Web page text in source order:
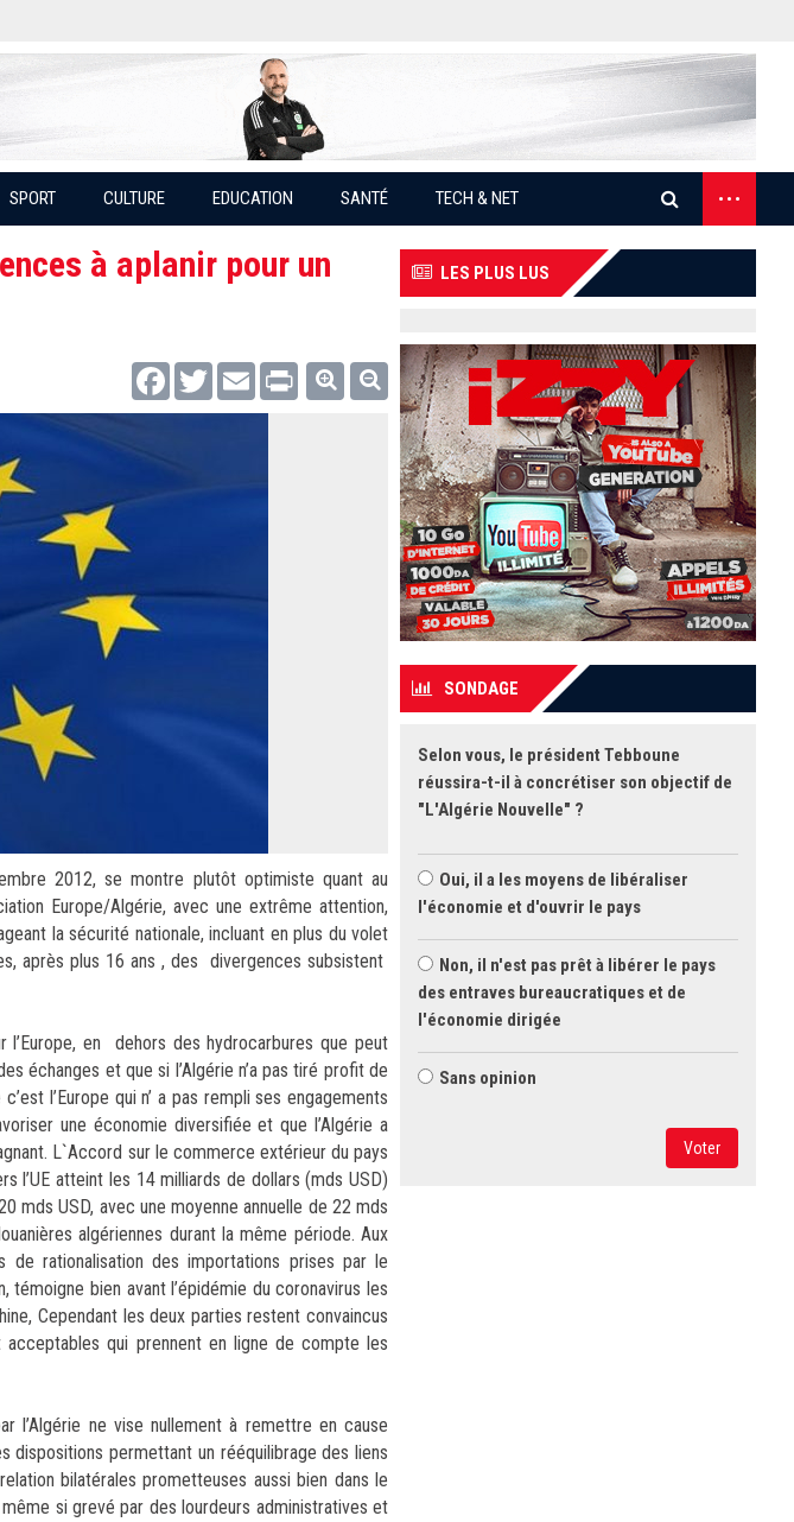
SPORT CULTURE EDUCATION SANTÉ TECH & NET
...
à aplanir pour un
FacebookTwitter Email Print
2012, se montre plutôt optimiste quant au
Europe/Algérie, avec une extrême attention,
la sécurité nationale, incluant en plus du volet
après plus 16 ans , des divergences subsistent
en dehors des hydrocarbures que peut
échanges et que si l’Algérie n’a pas tiré profit de
l’Europe qui n’ a pas rempli ses engagements
une économie diversifiée et que l’Algérie a
L`Accord sur le commerce extérieur du pays
l’UE atteint les 14 milliards de dollars (mds USD)
mds USD, avec une moyenne annuelle de 22 mds
algériennes durant la même période. Aux
de rationalisation des importations prises par le
bien avant l’épidémie du coronavirus les
Cependant les deux parties restent convaincus
qui prennent en ligne de compte les
l’Algérie ne vise nullement à remettre en cause
dispositions permettant un rééquilibrage des liens
bilatérales prometteuses aussi bien dans le
si grevé par des lourdeurs administratives et
LES PLUS LUS
SONDAGE
Selon vous, le président Tebboune
réussira-t-il à concrétiser son objectif de
"L'Algérie Nouvelle" ?
Oui, il a les moyens de libéraliser
l'économie et d'ouvrir le pays
Non, il n'est pas prêt à libérer le pays
des entraves bureaucratiques et de
l'économie dirigée
Sans opinion
Voter